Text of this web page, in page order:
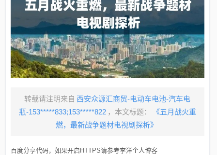
转载请注明来自 西安众源汇商贸-电动车电池-汽车电
瓶-153*****833;153*****822 ，本文标题：
《五月战火重
燃，最新战争题材电视剧探析》
百度分享代码，如果开启HTTPS请参考李洋个人博客